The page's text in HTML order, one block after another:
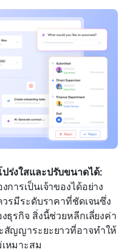
ร่งใสและปรับขนาดได้:
ารเป็นเจ้าของได้อย่าง
รมีระดับราคาที่ชัดเจนซึ่ง
ธุรกิจ สิ่งนี้ช่วยหลีกเลี่ยงค่า
สัญญาระยะยาวที่อาจทำให้
หมาะสม